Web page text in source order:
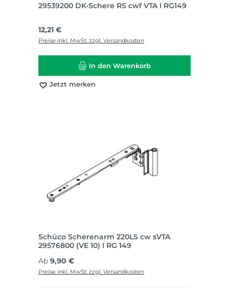
29539200 DK-Schere RS cwf VTA I RG149
Regulärer Preis:
12,21 €
Preise inkl. MwSt. zzgl. Versandkosten
In den Warenkorb
Jetzt merken
Schüco Scherenarm 220LS cw sVTA
29576800 (VE 10) I RG 149
Regulärer Preis:
Ab 9,90 €
Preise inkl. MwSt. zzgl. Versandkosten